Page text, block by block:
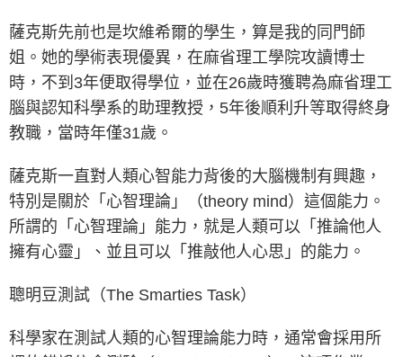
薩克斯先前也是坎維希爾的學生，算是我的同門師
姐。她的學術表現優異，在麻省理工學院攻讀博士
時，不到3年便取得學位，並在26歲時獲聘為麻省理工
腦與認知科學系的助理教授，5年後順利升等取得終身
教職，當時年僅31歲。
薩克斯一直對人類心智能力背後的大腦機制有興趣，
特別是關於「心智理論」（theory mind）這個能力。
所謂的「心智理論」能力，就是人類可以「推論他人
擁有心靈」、並且可以「推敲他人心思」的能力。
聰明豆測試（The Smarties Task）
科學家在測試人類的心智理論能力時，通常會採用所